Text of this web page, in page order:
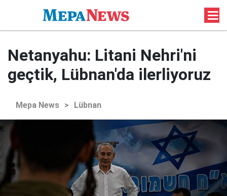
Netanyahu: Litani Nehri'ni
geçtik, Lübnan'da ilerliyoruz
Mepa News > Lübnan